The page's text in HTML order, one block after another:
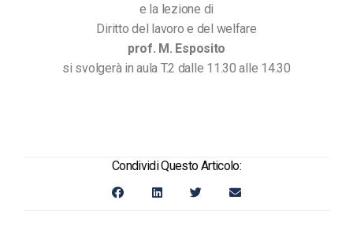
e la lezione di
Diritto del lavoro e del welfare
prof. M. Esposito
si svolgerà in aula T.2 dalle 11.30 alle 14.30
Condividi Questo Articolo: